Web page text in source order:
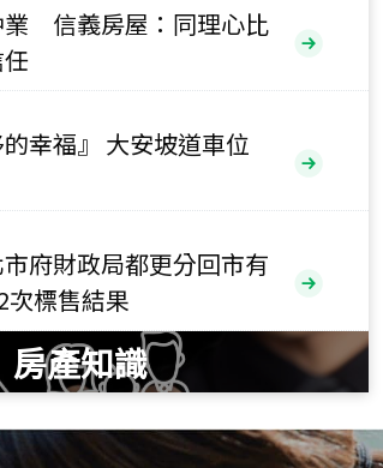
區環河西路二段
成交
5,800萬
華 1,938萬
月 成交
區長春路
成交
十美
區光明路
總價
1,020萬
業 信義房屋：同理心比
幸福』 大安坡道車位
府財政局都更分回市有
次標售結果
房產知識